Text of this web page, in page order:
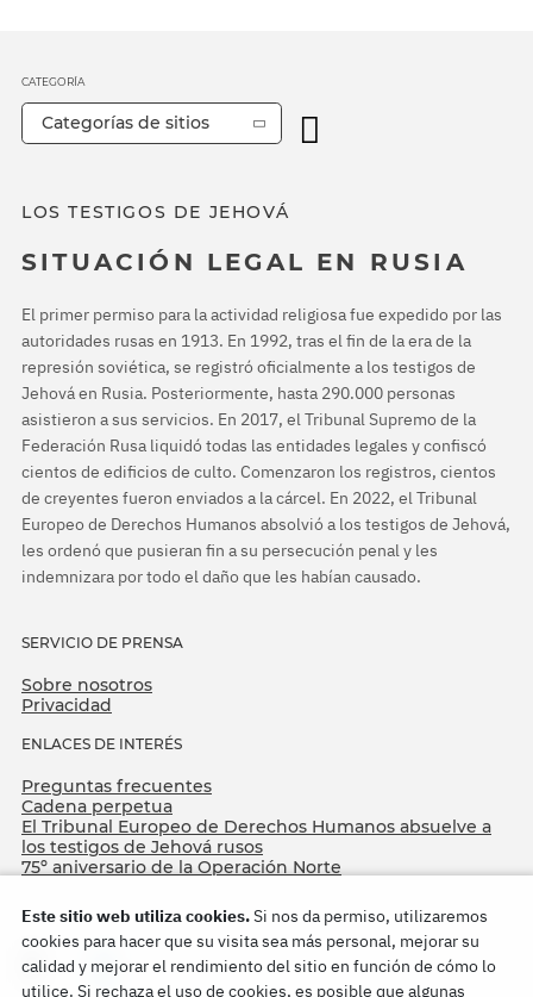
LOS TESTIGOS DE JEHOVÁ
SITUACIÓN LEGAL EN RUSIA
El primer permiso para la actividad religiosa fue expedido por las
autoridades rusas en 1913. En 1992, tras el fin de la era de la
represión soviética, se registró oficialmente a los testigos de
Jehová en Rusia. Posteriormente, hasta 290.000 personas
asistieron a sus servicios. En 2017, el Tribunal Supremo de la
Federación Rusa liquidó todas las entidades legales y confiscó
cientos de edificios de culto. Comenzaron los registros, cientos
de creyentes fueron enviados a la cárcel. En 2022, el Tribunal
Europeo de Derechos Humanos absolvió a los testigos de Jehová,
les ordenó que pusieran fin a su persecución penal y les
indemnizara por todo el daño que les habían causado.
SERVICIO DE PRENSA
Sobre nosotros
Privacidad
ENLACES DE INTERÉS
Preguntas frecuentes
Cadena perpetua
El Tribunal Europeo de Derechos Humanos absuelve a
los testigos de Jehová rusos
75º aniversario de la Operación Norte
CATEGORÍA
Categorías de sitios
Este sitio web utiliza cookies.Si nos da permiso, utilizaremos
cookies para hacer que su visita sea más personal, mejorar su
calidad y mejorar el rendimiento del sitio en función de cómo lo
utilice. Si rechaza el uso de cookies, es posible que algunas